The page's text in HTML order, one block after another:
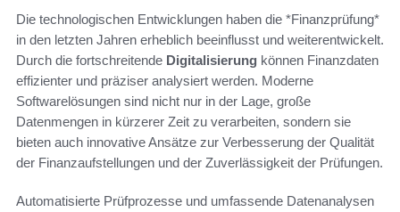
Die technologischen Entwicklungen haben die *Finanzprüfung*
in den letzten Jahren erheblich beeinflusst und weiterentwickelt.
Durch die fortschreitende Digitalisierung können Finanzdaten
effizienter und präziser analysiert werden. Moderne
Softwarelösungen sind nicht nur in der Lage, große
Datenmengen in kürzerer Zeit zu verarbeiten, sondern sie
bieten auch innovative Ansätze zur Verbesserung der Qualität
der Finanzaufstellungen und der Zuverlässigkeit der Prüfungen.
Automatisierte Prüfprozesse und umfassende Datenanalysen